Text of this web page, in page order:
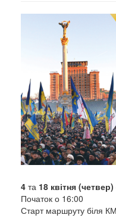
4та 18 квітня (четвер)
Початок о 16:00
Старт маршруту біля